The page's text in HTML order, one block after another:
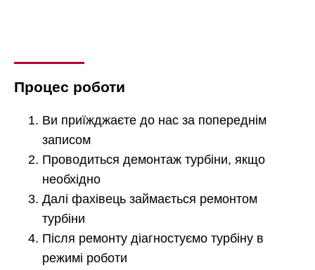
Процес роботи
Ви приїжджаєте до нас за попереднім
записом
Проводиться демонтаж турбіни, якщо
необхідно
Далі фахівець займається ремонтом
турбіни
Після ремонту діагностуємо турбіну в
режимі роботи